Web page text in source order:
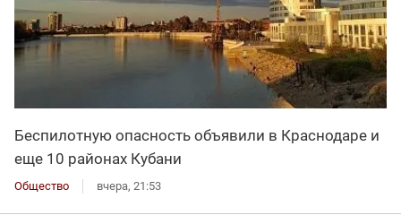
Беспилотную опасность объявили в Краснодаре и
еще 10 районах Кубани
Общество вчера, 21:53